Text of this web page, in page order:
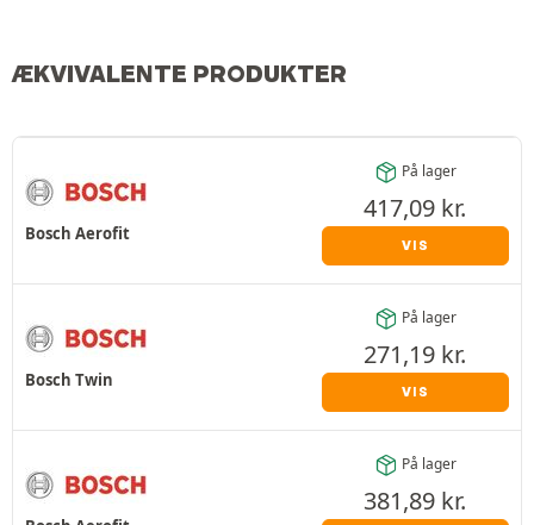
ÆKVIVALENTE PRODUKTER
Bosch Aerofit
På lager
417,09 kr.
VIS
Bosch Twin
På lager
271,19 kr.
VIS
På lager
381,89 kr.